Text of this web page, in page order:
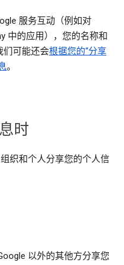
服务互动（例如对
中的应用），您的名称和
们可能还会根据您的“分享
。
时
织和个人分享您的个人信
以外的其他方分享您